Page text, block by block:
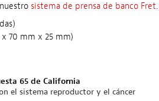
sistema de prensa de banco Fret.
70 mm x 25 mm)
65 de California
el sistema reproductor y el cáncer